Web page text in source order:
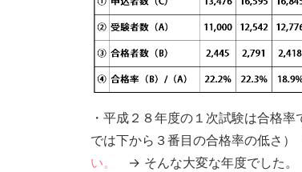
・平成２８年度の１次試験は合格率
では下から３番目の合格率の低さ）
い。
→ そんな大変な年度でした。